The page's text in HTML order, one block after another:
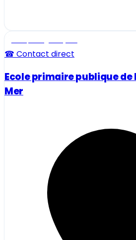
☎ Contact direct
Ecole primaire publique
Mer